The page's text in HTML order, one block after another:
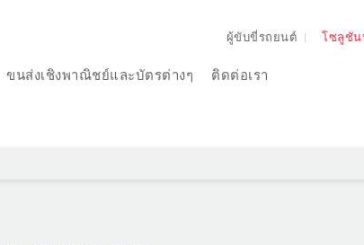
ผู้ขับขี่รถยนต์ โซลูชัน
ขนส่งเชิงพาณิชย์และบัตรต่างๆ ติดต่อเรา